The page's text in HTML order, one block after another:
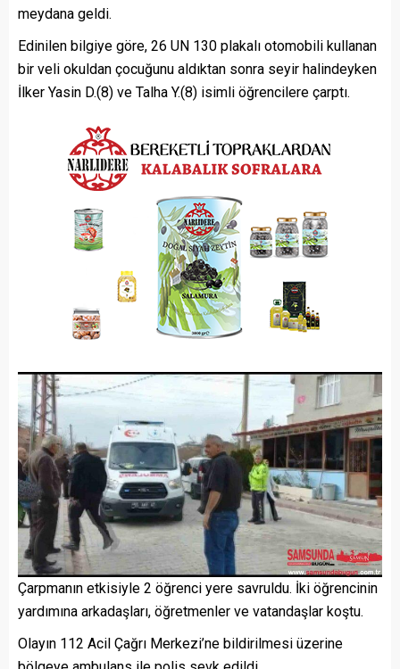
meydana geldi.
Edinilen bilgiye göre, 26 UN 130 plakalı otomobili kullanan
bir veli okuldan çocuğunu aldıktan sonra seyir halindeyken
İlker Yasin D.(8) ve Talha Y.(8) isimli öğrencilere çarptı.
Çarpmanın etkisiyle 2 öğrenci yere savruldu. İki öğrencinin
yardımına arkadaşları, öğretmenler ve vatandaşlar koştu.
Olayın 112 Acil Çağrı Merkezi’ne bildirilmesi üzerine